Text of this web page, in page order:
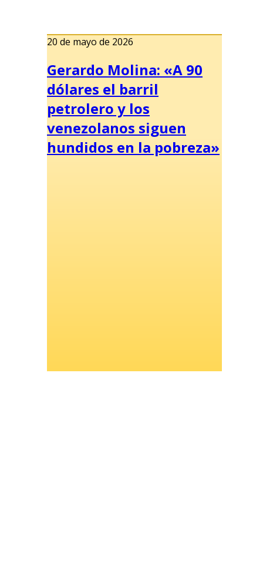
20 de mayo de 2026
Gerardo Molina: «A 90
dólares el barril
petrolero y los
venezolanos siguen
hundidos en la pobreza»